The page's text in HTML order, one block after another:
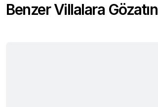
Benzer Villalara Gözatın